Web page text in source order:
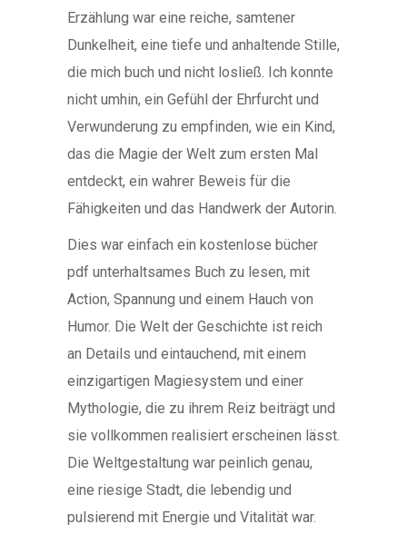
Erzählung war eine reiche, samtener
Dunkelheit, eine tiefe und anhaltende Stille,
die mich buch und nicht losließ. Ich konnte
nicht umhin, ein Gefühl der Ehrfurcht und
Verwunderung zu empfinden, wie ein Kind,
das die Magie der Welt zum ersten Mal
entdeckt, ein wahrer Beweis für die
Fähigkeiten und das Handwerk der Autorin.
Dies war einfach ein kostenlose bücher
pdf unterhaltsames Buch zu lesen, mit
Action, Spannung und einem Hauch von
Humor. Die Welt der Geschichte ist reich
an Details und eintauchend, mit einem
einzigartigen Magiesystem und einer
Mythologie, die zu ihrem Reiz beiträgt und
sie vollkommen realisiert erscheinen lässt.
Die Weltgestaltung war peinlich genau,
eine riesige Stadt, die lebendig und
pulsierend mit Energie und Vitalität war.